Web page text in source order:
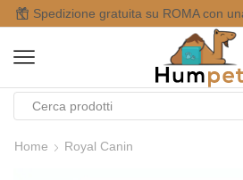
Home Royal Canin